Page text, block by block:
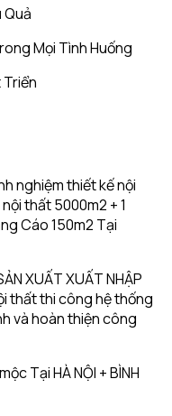
Quả
Mọi Tình Huống
nghiệm thiết kế nội
thất 5000m2 + 1
Cáo 150m2 Tại
XUẤT XUẤT NHẬP
thất thi công hệ thống
và hoàn thiện công
Tại HÀ NỘI + BÌNH